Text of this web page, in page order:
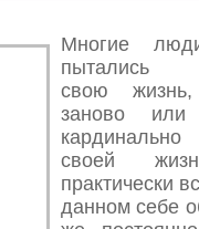
Многие
пытались
свою
заново
своей
практически
данном себе